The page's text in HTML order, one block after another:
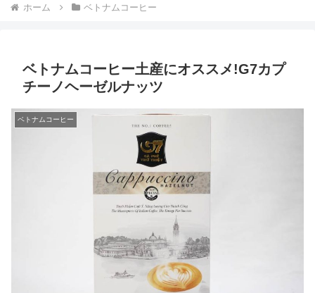
ホーム ベトナムコーヒー
ベトナムコーヒー土産にオススメ!G7カプ
チーノヘーゼルナッツ
ベトナムコーヒー